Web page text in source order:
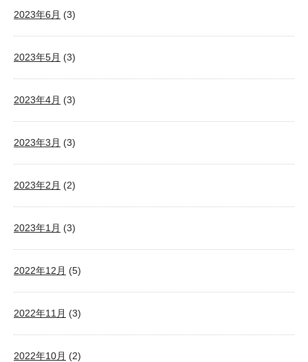
2023年6月 (3)
2023年5月 (3)
2023年4月 (3)
2023年3月 (3)
2023年2月 (2)
2023年1月 (3)
2022年12月 (5)
2022年11月 (3)
2022年10月 (2)